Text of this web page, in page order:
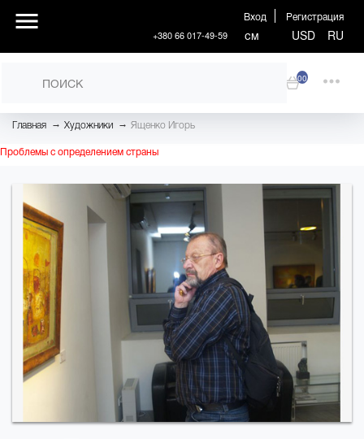
Вход Регистрация
+380 66 017-49-59 см USD RU
00
Главная → Художники → Ященко Игорь
Проблемы с определением страны